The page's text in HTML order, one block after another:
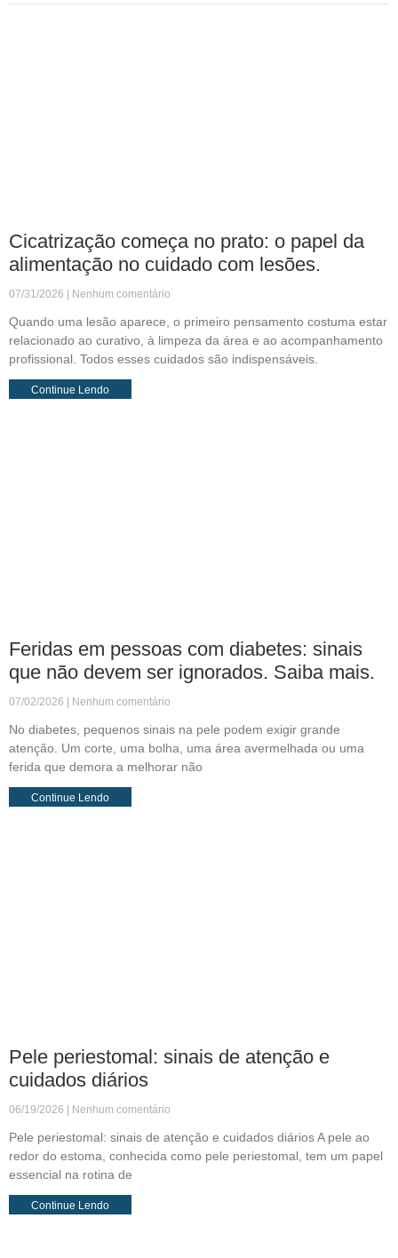
Cicatrização começa no prato: o papel da
alimentação no cuidado com lesões.
07/31/2026 Nenhum comentário
Quando uma lesão aparece, o primeiro pensamento costuma estar
relacionado ao curativo, à limpeza da área e ao acompanhamento
profissional. Todos esses cuidados são indispensáveis.
Continue Lendo
Feridas em pessoas com diabetes: sinais
que não devem ser ignorados. Saiba mais.
07/02/2026 Nenhum comentário
No diabetes, pequenos sinais na pele podem exigir grande
atenção. Um corte, uma bolha, uma área avermelhada ou uma
ferida que demora a melhorar não
Continue Lendo
Pele periestomal: sinais de atenção e
cuidados diários
06/19/2026 Nenhum comentário
Pele periestomal: sinais de atenção e cuidados diários A pele ao
redor do estoma, conhecida como pele periestomal, tem um papel
essencial na rotina de
Continue Lendo